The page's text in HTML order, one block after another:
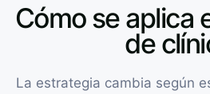
Cómo se aplica
de
La estrategia cambia según